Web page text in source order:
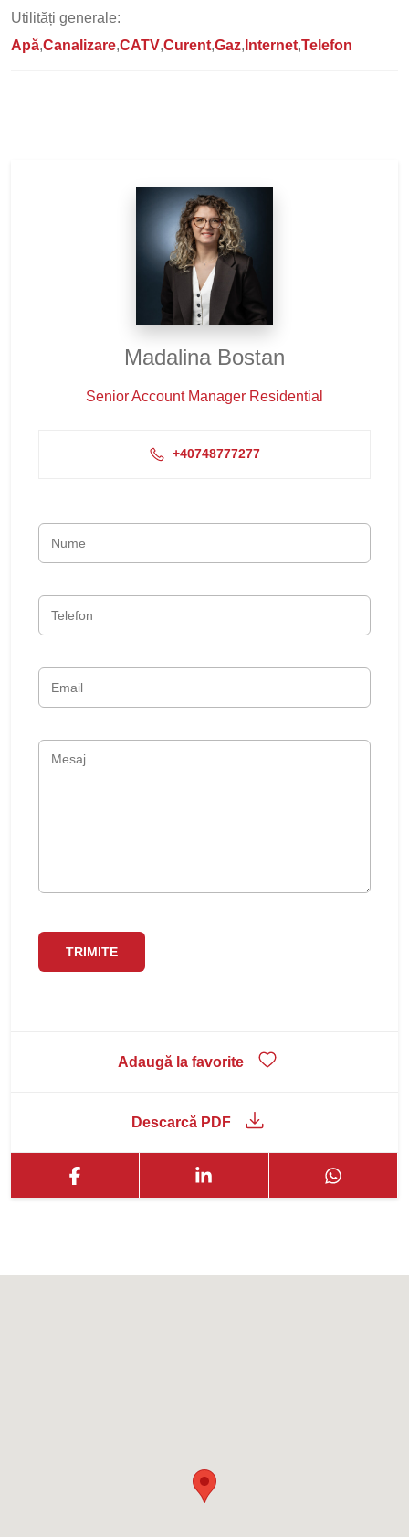
Utilități generale:
Apă Canalizare CATV Curent Gaz Internet Telefon
Madalina Bostan
Senior Account Manager Residential
+40748777277
Adaugă la favorite
Descarcă PDF